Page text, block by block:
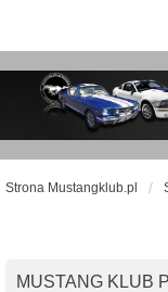
Strona Mustangklub.pl
MUSTANG KLUB